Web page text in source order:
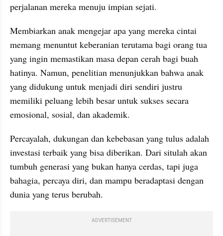
perjalanan mereka menuju impian sejati.
Membiarkan anak mengejar apa yang mereka cintai
memang menuntut keberanian terutama bagi orang tua
yang ingin memastikan masa depan cerah bagi buah
hatinya. Namun, penelitian menunjukkan bahwa anak
yang didukung untuk menjadi diri sendiri justru
memiliki peluang lebih besar untuk sukses secara
emosional, sosial, dan akademik.
Percayalah, dukungan dan kebebasan yang tulus adalah
investasi terbaik yang bisa diberikan. Dari situlah akan
tumbuh generasi yang bukan hanya cerdas, tapi juga
bahagia, percaya diri, dan mampu beradaptasi dengan
dunia yang terus berubah.
ADVERTISEMENT